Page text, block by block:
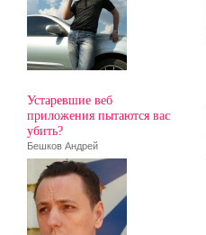
Устаревшие веб
приложения пытаются вас
убить?
Бешков Андрей